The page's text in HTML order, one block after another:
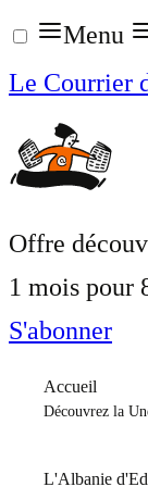
Aller
au
contenu
Menu
Le Courrier
Offre
1 mois pour
S'abonner
Accueil
Découvrez la
L'Albanie